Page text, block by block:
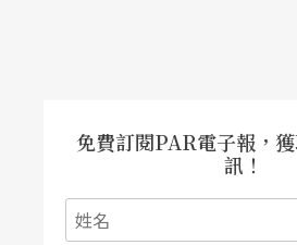
免費訂閱PAR電子報，
訊！